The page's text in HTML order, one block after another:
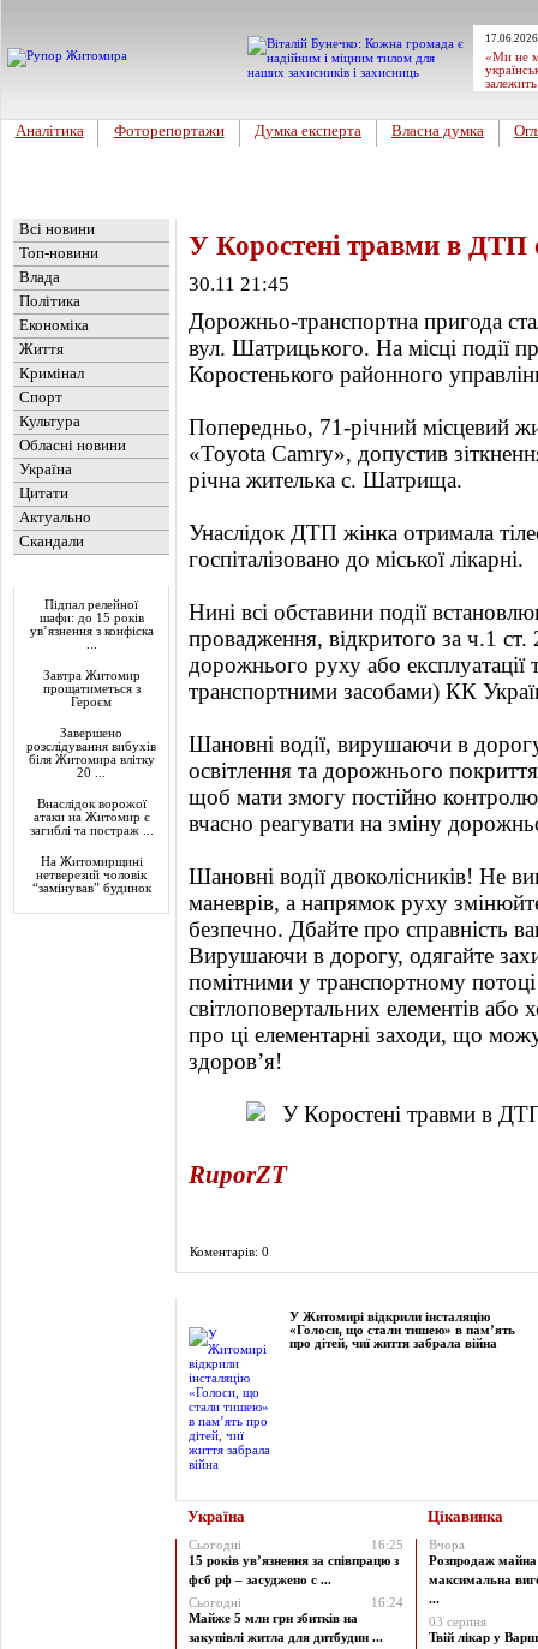
«Ми не
Аналітика Фоторепортажи Думка експерта Власна думка
Всі новини
Топ-новини
Влада
Політика
Економіка
Життя
Кримінал
Спорт
Культура
Обласні новини
Україна
Цитати
Актуально
Скандали
Підпал релейної
шафи: до 15 років
ув’язнення з конфіска
Завтра Житомир
прощатиметься з
Героєм
Завершено
розслідування вибухів
біля Житомира влітку
20 ...
Внаслідок ворожої
атаки на Житомир є
загиблі та постраж ...
На Житомирщині
нетверезий чоловік
“замінував” будинок
У Коростені травми в ДТП
30.11 21:45
Дорожньо-транспортна пригода
вул. Шатрицького. На місці події
Коростенького районного
Попередньо, 71-річний місцевий
«Toyota Camry», допустив
річна жителька с. Шатрища.
Унаслідок ДТП жінка отримала
госпіталізовано до міської лікарні.
Нині всі обставини події
провадження, відкритого за ч.1
дорожнього руху або
транспортними засобами) КК
Шановні водії, вирушаючи в
освітлення та дорожнього
щоб мати змогу постійно
вчасно реагувати на зміну
Шановні водії двоколісників! Не
маневрів, а напрямок руху
безпечно. Дбайте про справність
Вирушаючи в дорогу, одягайте
помітними у транспортному
світлоповертальних елементів або
про ці елементарні заходи, що
здоров’я!
RuporZT
Коментарів: 0
У Житомирі відкрили інсталяцію
«Голоси, що стали тишею» в пам’ять
про дітей, чиї життя забрала війна
Україна Цікавинка
Сьогодні
16:25
15 років ув’язнення за співпрацю з
фсб рф – засуджено с ...
Сьогодні
16:24
Майже 5 млн грн збитків на
закупівлі житла для дитбудин ...
Вчора
Розпродаж майна
максимальна
...
03 серпня
Твій лікар у